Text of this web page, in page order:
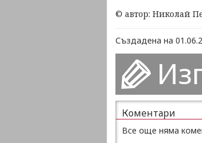
© автор: Николай
Създадена на
Коментари
Все още няма